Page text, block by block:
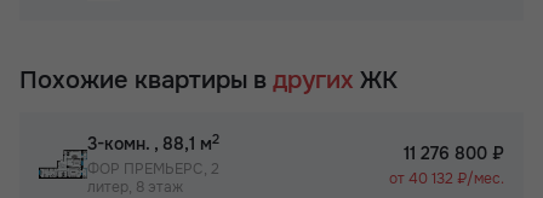
Просторная лоджия/балкон
Вид на 2 стороны
Паркинг Терраса
Похожие квартиры в других ЖК
3-комн. , 88,1 м2
ФОР ПРЕМЬЕРС, 2
литер, 8 этаж
11 276 800 ₽
от 40 132 ₽/мес.